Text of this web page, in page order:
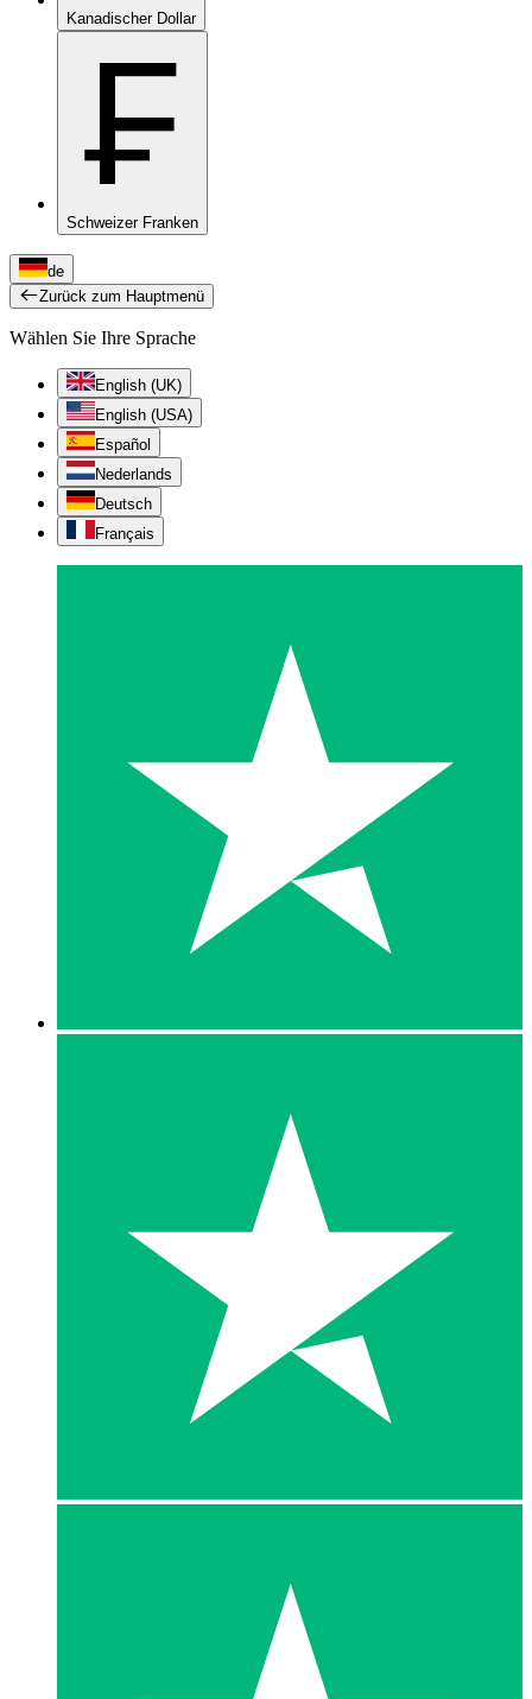
Kanadischer Dollar
₣
Schweizer Franken
de
Zurück zum Hauptmenü
Wählen Sie Ihre Sprache
English (UK)
English (USA)
Español
Nederlands
Deutsch
Français